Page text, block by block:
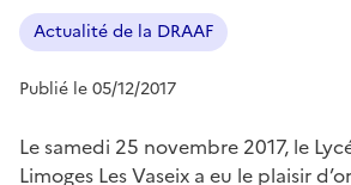
Actualité de la DRAAF
Publié le 05/12/2017
Le samedi 25 novembre 2017, le
Limoges Les Vaseix a eu le plaisir